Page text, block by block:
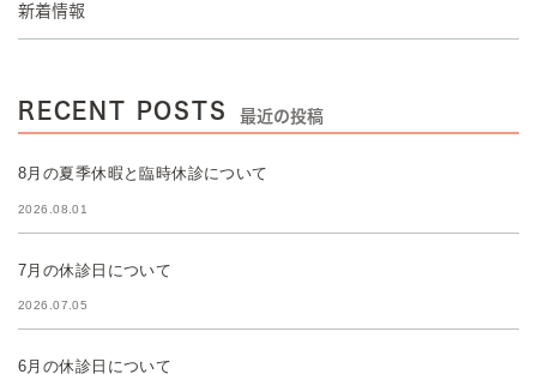
新着情報
RECENT POSTS 最近の投稿
8月の夏季休暇と臨時休診について
2026.08.01
7月の休診日について
2026.07.05
6月の休診日について